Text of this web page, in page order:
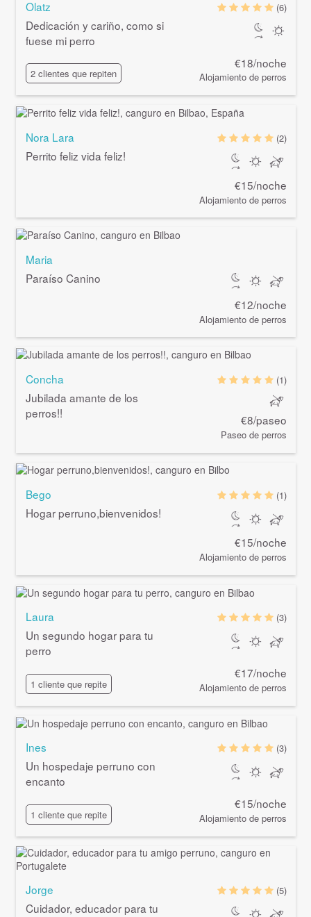
Olatz
Dedicación y cariño, como si
fuese mi perro
2 clientes que repiten
(6)
€18/noche
Alojamiento de perros
Nora Lara
Perrito feliz vida feliz!
(2)
€15/noche
Alojamiento de perros
Maria
Paraíso Canino
€12/noche
Alojamiento de perros
Concha
Jubilada amante de los
perros!!
(1)
€8/paseo
Paseo de perros
Bego
Hogar perruno,bienvenidos!
(1)
€15/noche
Alojamiento de perros
Laura
Un segundo hogar para tu
perro
1 cliente que repite
(3)
€17/noche
Alojamiento de perros
Ines
Un hospedaje perruno con
encanto
1 cliente que repite
(3)
€15/noche
Alojamiento de perros
Jorge
Cuidador, educador para tu
(5)